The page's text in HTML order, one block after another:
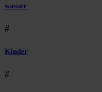
wasser
#
Kinder
#